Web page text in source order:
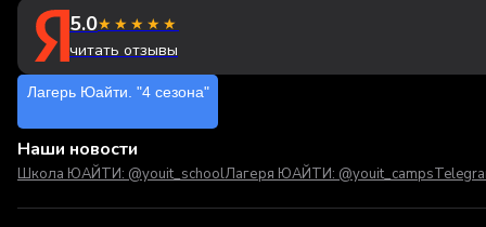
5.0★★★★★
читать отзывы
Лагерь Юайти. "4 сезона"
Наши новости
Школа ЮАЙТИ: @youit_schoolЛагеря ЮАЙТИ: @youit_camps